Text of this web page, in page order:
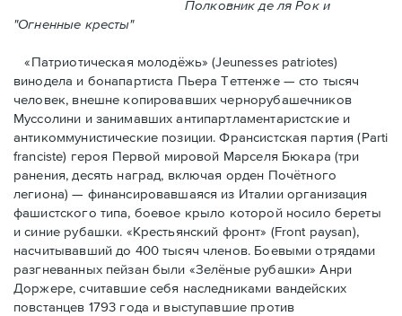
Полковник де ля Рок и
"Огненные кресты"
«Патриотическая молодёжь» (Jeunesses patriotes)
винодела и бонапартиста Пьера Тeттенже — cто тысяч
человек, внешне копировавших чернорубашечников
Муссолини и занимавших антипартламентаристские и
антикоммунистические позиции. Франсистская партия (Parti
franciste) героя Первой мировой Марселя Бюкара (три
ранения, десять наград, включая орден Почётного
легиона) — финансировавшаяся из Италии организация
фашистского типа, боевое крыло которой носило береты
и синие рубашки. «Крестьянский фронт» (Front paysan),
насчитывавший до 400 тысяч членов. Боевыми отрядами
разгневанных пейзан были «Зелёные рубашки» Анри
Доржере, считавшие себя наследниками вандейских
повстанцев 1793 года и выступавшие против